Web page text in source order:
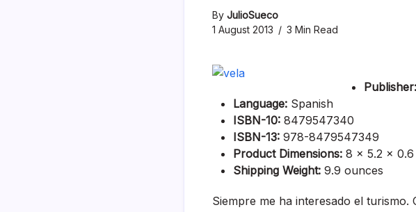
By JulioSueco
1 August 2013
3 Min Read
Publisher:
Language: Spanish
ISBN-10: 8479547340
ISBN-13: 978-8479547349
Product Dimensions: 8 x 5.2 x 0.6
Shipping Weight: 9.9 ounces
Siempre me ha interesado el